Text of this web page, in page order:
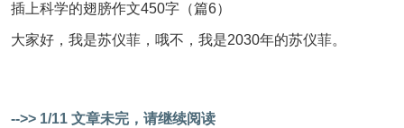
插上科学的翅膀作文450字（篇6）
大家好，我是苏仪菲，哦不，我是2030年的苏仪菲。
-->> 1/11 文章未完，请继续阅读